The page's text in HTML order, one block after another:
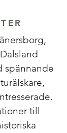
spännande
till